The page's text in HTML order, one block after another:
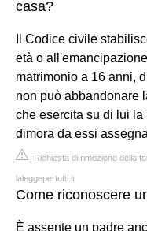
casa?
Il Codice civile
età o
matrimonio a 16 anni,
non può abbandonare
che esercita su di lui
dimora da essi
Richiesta di rimozione della
laleggepertutti.it
Come riconoscere
È assente un padre